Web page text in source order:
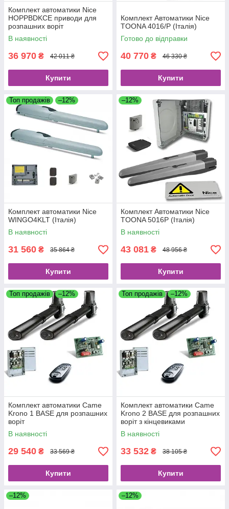
Комплект автоматики Nice
HOPPBDKCE приводи для
розпашних воріт
В наявності
36 970 ₴ 42 011 ₴
Купити
Комплект Автоматики Nice
TOONA 4016/P (Італія)
Готово до відправки
40 770 ₴ 46 330 ₴
Купити
Топ продажів –12%
Комплект автоматики Nice
WINGO4KLT (Італія)
В наявності
31 560 ₴ 35 864 ₴
Купити
–12%
Комплект Автоматики Nice
TOONA 5016P (Італія)
В наявності
43 081 ₴ 48 956 ₴
Купити
Топ продажів –12%
Комплект автоматики Came
Krono 1 BASE для розпашних
воріт
В наявності
29 540 ₴ 33 569 ₴
Купити
Топ продажів –12%
Комплект автоматики Came
Krono 2 BASE для розпашних
воріт з кінцевиками
В наявності
33 532 ₴ 38 105 ₴
Купити
–12% –12%